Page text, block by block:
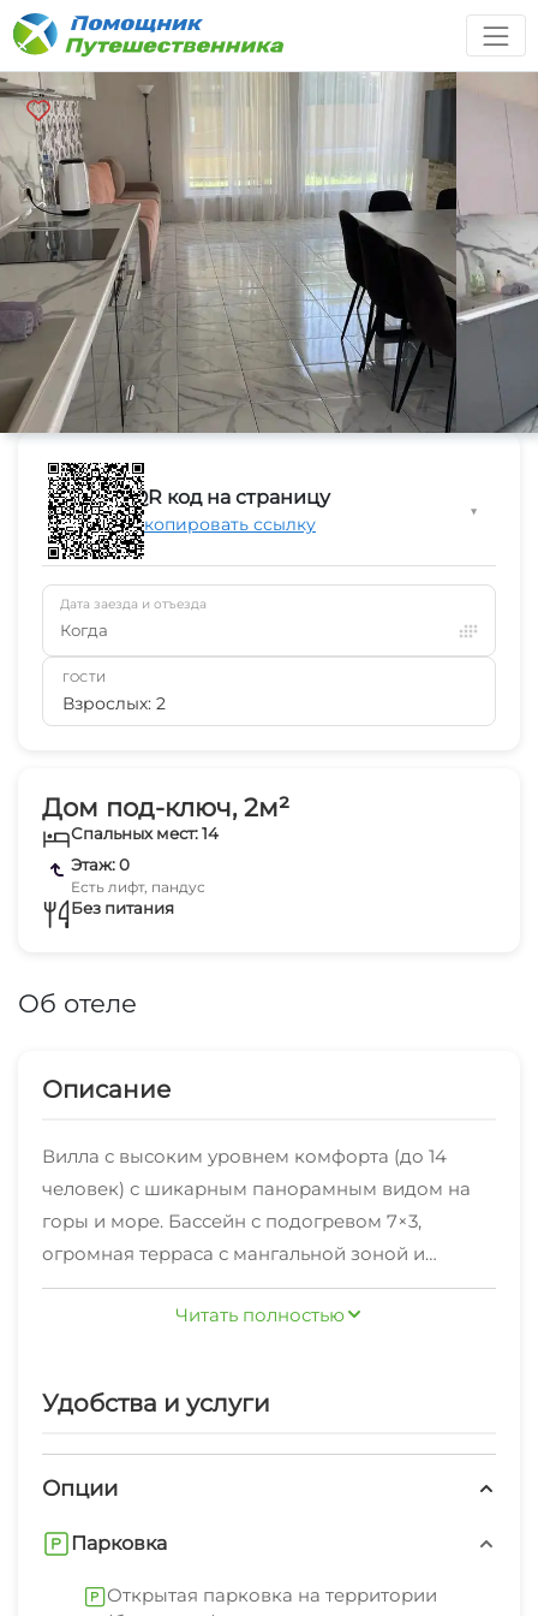
Дом под-ключ, 2м²
Спальных мест: 14
Этаж: 0
Есть лифт, пандус
Без питания
Об отеле
Описание
Вилла с высоким уровнем комфорта (до 14
человек) с шикарным панорамным видом на
горы и море. Бассейн с подогревом 7×3,
огромная терраса с мангальной зоной и
красивым видом на заснеженные вершины
гор. На 1 этаже: кухня-гостиная с выходом на
кроватью, сан.узел, туалет, душ. На 2 этаже: 3
раскладных дивана, большой балкон с
панорамные окна, сан. узел, туалет, душ/ванна,
территория. Два парковочных места. Интернет,
Читать полностью
Удобства и услуги
Опции
Парковка
Открытая парковка на территории
QR код на страницу
Скопировать ссылку
▼
Дата заезда и отъезда
Когда
ГОСТИ
Взрослых: 2